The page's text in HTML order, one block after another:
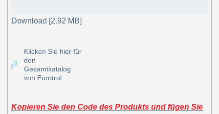
Download [2.92 MB]
Klicken Sie hier für
den
Gesamtkatalog
von Eurotrol
Kopieren Sie den Code des Produkts und fügen Sie